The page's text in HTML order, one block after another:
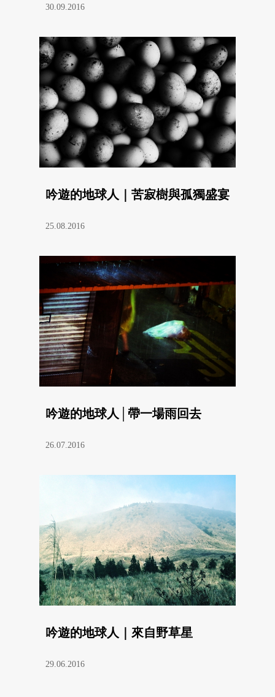
30.09.2016
吟遊的地球人｜苦寂樹與孤獨盛宴
25.08.2016
吟遊的地球人│帶一場雨回去
26.07.2016
吟遊的地球人｜來自野草星
29.06.2016